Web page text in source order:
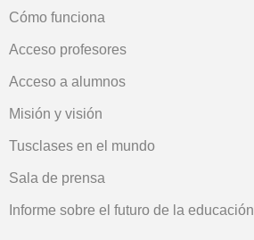
Cómo funciona
Acceso profesores
Acceso a alumnos
Misión y visión
Tusclases en el mundo
Sala de prensa
Informe sobre el futuro de la educación